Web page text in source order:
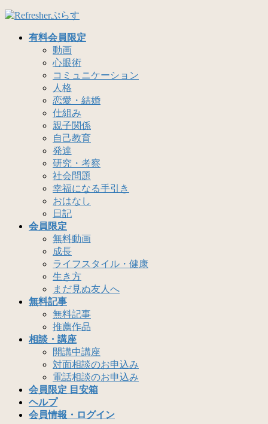
コ
ナ
有料会員限定
動画
心眼術
コミュニケーション
人格
恋愛・結婚
仕組み
親子関係
自己教育
発達
研究・考察
社会問題
幸福になる手引き
おはなし
日記
会員限定
無料動画
成長
ライフスタイル・健康
生き方
まだ見ぬ友人へ
無料記事
無料記事
推薦作品
相談・講座
開講中講座
対面相談のお申込み
電話相談のお申込み
会員限定 目安箱
ヘルプ
会員情報・ログイン